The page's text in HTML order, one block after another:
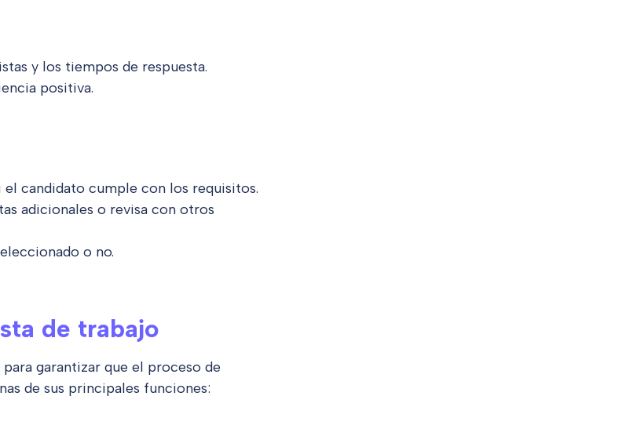
y los tiempos de respuesta.
positiva.
el candidato cumple con los requisitos.
adicionales o revisa con otros
o no.
de trabajo
para garantizar que el proceso de
de sus principales funciones: